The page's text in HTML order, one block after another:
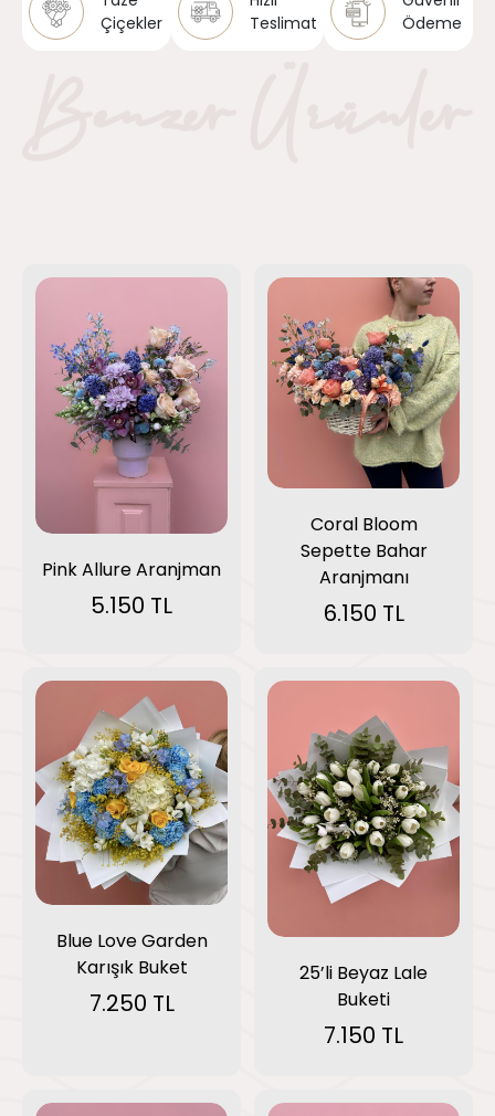
Çiçekler
Teslimat
Ödeme
Pink Allure Aranjman
5.150 TL
Coral Bloom
Sepette Bahar
Aranjmanı
6.150 TL
Blue Love Garden
Karışık Buket
7.250 TL
25’li Beyaz Lale
Buketi
7.150 TL